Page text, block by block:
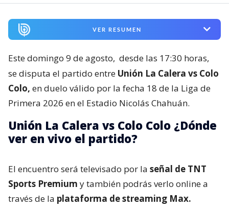
VER RESUMEN
Este domingo 9 de agosto, desde las 17:30 horas,
se disputa el partido entre Unión La Calera vs Colo
Colo, en duelo válido por la fecha 18 de la Liga de
Primera 2026 en el Estadio Nicolás Chahuán.
Unión La Calera vs Colo Colo ¿Dónde
ver en vivo el partido?
El encuentro será televisado por la señal de TNT
Sports Premium y también podrás verlo online a
través de la plataforma de streaming Max.